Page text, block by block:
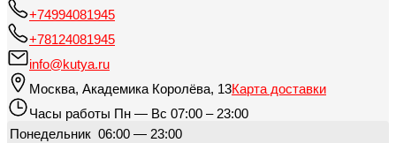
+74994081945
+78124081945
info@kutya.ru
Москва, Академика Королёва, 13Карта доставки
Часы работы Пн — Вс 07:00 – 23:00
Понедельник 06:00 — 23:00